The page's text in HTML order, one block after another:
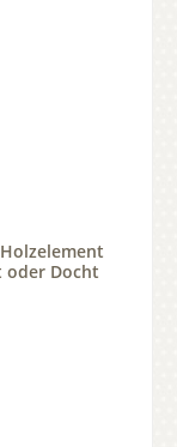
oder Docht